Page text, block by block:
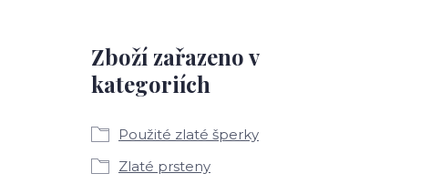
Zboží zařazeno v
kategoriích
Použité zlaté šperky
Zlaté prsteny